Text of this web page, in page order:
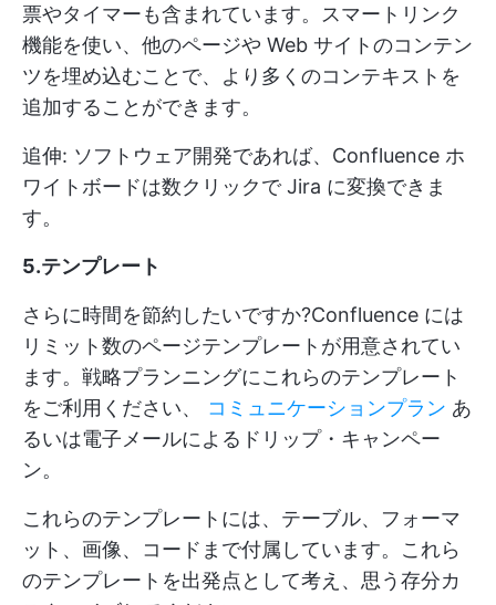
票やタイマーも含まれています。スマートリンク
機能を使い、他のページや Web サイトのコンテン
ツを埋め込むことで、より多くのコンテキストを
追加することができます。
追伸: ソフトウェア開発であれば、Confluence ホ
ワイトボードは数クリックで Jira に変換できま
す。
5.テンプレート
さらに時間を節約したいですか?Confluence には
リミット数のページテンプレートが用意されてい
ます。戦略プランニングにこれらのテンプレート
をご利用ください、 コミュニケーションプラン あ
るいは電子メールによるドリップ・キャンペー
ン。
これらのテンプレートには、テーブル、フォーマ
ット、画像、コードまで付属しています。これら
のテンプレートを出発点として考え、思う存分カ